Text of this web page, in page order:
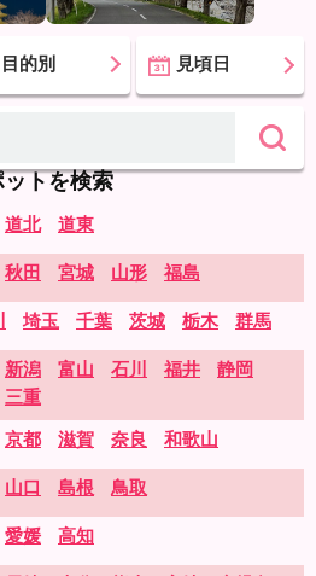
目的別 見頃日
トを検索
道北 道東
秋田 宮城 山形 福島
埼玉 千葉 茨城 栃木 群馬
新潟 富山 石川 福井
静岡
三重
京都 滋賀 奈良 和歌山
山口 島根 鳥取
愛媛 高知